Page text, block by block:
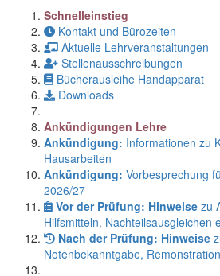
Schnelleinstieg
Kontakt und Bürozeiten
Aktuelle Lehrveranstaltungen
Stellenausschreibungen
Bücherausleihe Handapparat
Downloads
Ankündigungen Lehre
Ankündigung: Informationen zu
Hausarbeiten
Ankündigung: Vorbesprechung
2026/27
Vor der Prüfung: Hinweise zu
Hilfsmitteln, Nachteilsausgleichen
Nach der Prüfung: Hinweise
Notenbekanntgabe,